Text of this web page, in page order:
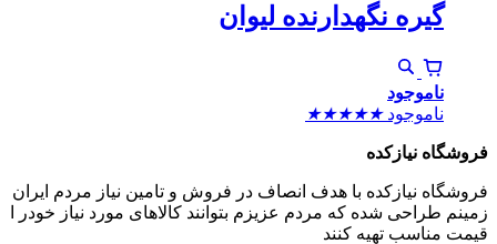
گیره نگهدارنده لیوان
ناموجود
ناموجود ★
★
★
★
★
فروشگاه نیازکده
فروشگاه نیازکده با هدف انصاف در فروش و تامین نیاز مردم ایران
زمینم طراحی شده که مردم عزیزم بتوانند کالاهای مورد نیاز خودر ا
قیمت مناسب تهیه کنند